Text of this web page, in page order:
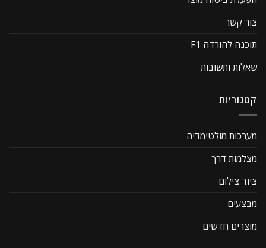
צור קשר
תוכנה להורדה F1
שאלות ותשובות
קטגוריות
מערכות מולטימדיה
מצלמות דרך
ציוד צילום
מבצעים
מוצרים חדשים